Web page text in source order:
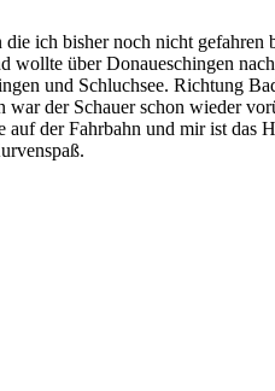
ich bisher noch nicht
wollte über Donaueschingen
und Schluchsee. Richtung
der Schauer schon wieder
der Fahrbahn und mir ist